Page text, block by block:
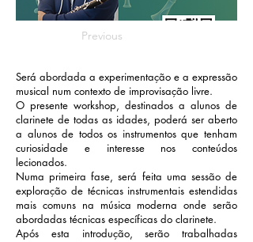
Previous
Será abordada a experimentação e a expressão
musical num contexto de improvisação livre.
O presente workshop, destinados a alunos de
clarinete de todas as idades, poderá ser aberto
a alunos de todos os instrumentos que tenham
curiosidade e interesse nos conteúdos
lecionados.
Numa primeira fase, será feita uma sessão de
exploração de técnicas instrumentais estendidas
mais comuns na música moderna onde serão
abordadas técnicas específicas do clarinete.
Após esta introdução, serão trabalhadas